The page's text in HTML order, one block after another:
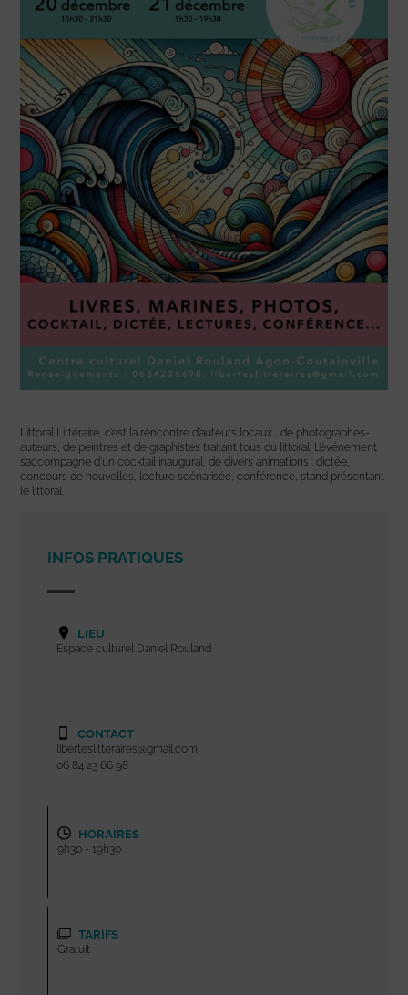
Littoral Littéraire, c’est la rencontre d’auteurs locaux , de photographes-
auteurs, de peintres et de graphistes traitant tous du littoral. L’événement
s’accompagne d’un cocktail inaugural, de divers animations : dictée,
concours de nouvelles, lecture scénarisée, conférence, stand présentant
le littoral.
INFOS PRATIQUES
LIEU
Espace culturel Daniel Rouland
CONTACT
liberteslitteraires@gmail.com
06 84 23 66 98
HORAIRES
9h30 - 19h30
TARIFS
Gratuit